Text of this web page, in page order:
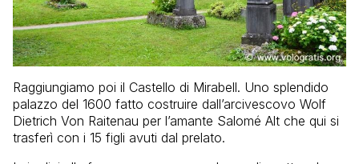
Raggiungiamo poi il Castello di Mirabell. Uno splendido
palazzo del 1600 fatto costruire dall’arcivescovo Wolf
Dietrich Von Raitenau per l’amante Salomé Alt che qui si
trasferì con i 15 figli avuti dal prelato.